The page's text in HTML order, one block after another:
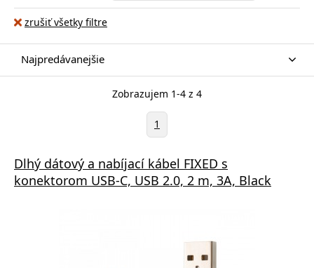
zrušiť všetky filtre
Najpredávanejšie
Zobrazujem 1-4 z 4
1
Dlhý dátový a nabíjací kábel FIXED s
konektorom USB-C, USB 2.0, 2 m, 3A, Black